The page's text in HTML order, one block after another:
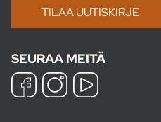
SEURAA MEITÄ